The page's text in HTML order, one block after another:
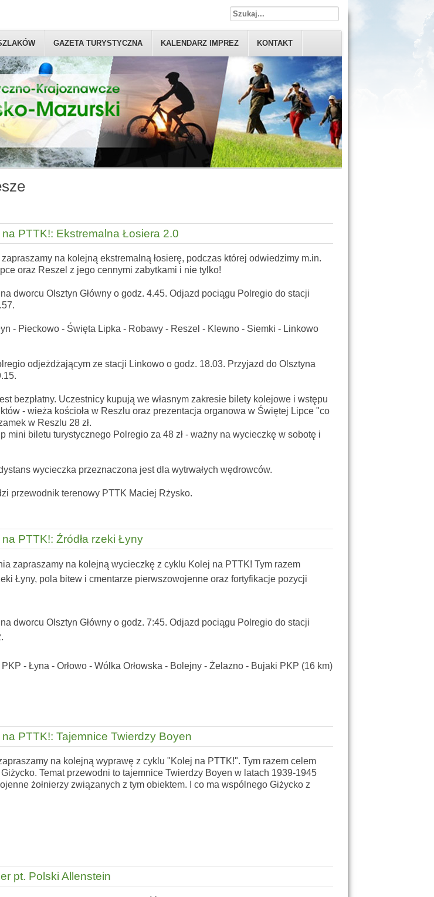
GAZETA TURYSTYCZNA KALENDARZ IMPREZ KONTAKT
PTTK!: Ekstremalna Łosiera 2.0
na kolejną ekstremalną łosierę, podczas której odwiedzimy m.in.
oraz Reszel z jego cennymi zabytkami i nie tylko!
dworcu Olsztyn Główny o godz. 4.45. Odjazd pociągu Polregio do stacji
- Pieckowo - Święta Lipka - Robawy - Reszel - Klewno - Siemki - Linkowo
odjeżdżającym ze stacji Linkowo o godz. 18.03. Przyjazd do Olsztyna
bezpłatny. Uczestnicy kupują we własnym zakresie bilety kolejowe i wstępu
- wieża kościoła w Reszlu oraz prezentacja organowa w Świętej Lipce "co
w Reszlu 28 zł.
mini biletu turystycznego Polregio za 48 zł - ważny na wycieczkę w sobotę i
wycieczka przeznaczona jest dla wytrwałych wędrowców.
przewodnik terenowy PTTK Maciej Rżysko.
PTTK!: Źródła rzeki Łyny
zapraszamy na kolejną wycieczkę z cyklu Kolej na PTTK! Tym razem
Łyny, pola bitew i cmentarze pierwszowojenne oraz fortyfikacje pozycji
dworcu Olsztyn Główny o godz. 7:45. Odjazd pociągu Polregio do stacji
- Łyna - Orłowo - Wólka Orłowska - Bolejny - Żelazno - Bujaki PKP (16 km)
PTTK!: Tajemnice Twierdzy Boyen
na kolejną wyprawę z cyklu "Kolej na PTTK!". Tym razem celem
Temat przewodni to tajemnice Twierdzy Boyen w latach 1939-1945
żołnierzy związanych z tym obiektem. I co ma wspólnego Giżycko z
pt. Polski Allenstein